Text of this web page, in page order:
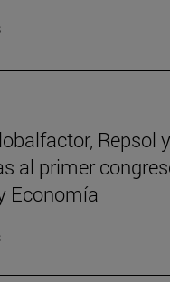
Repsol
al primer
Economía